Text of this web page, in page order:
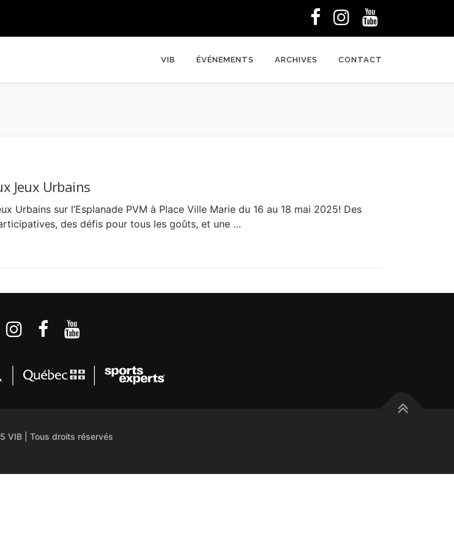
VIB ÉVÉNEMENTS ARCHIVES CONTACT
Jeux Urbains
Urbains sur l’Esplanade PVM à Place Ville Marie du 16 au 18 mai 2025! Des
des défis pour tous les goûts, et une …
VIB | Tous droits réservés